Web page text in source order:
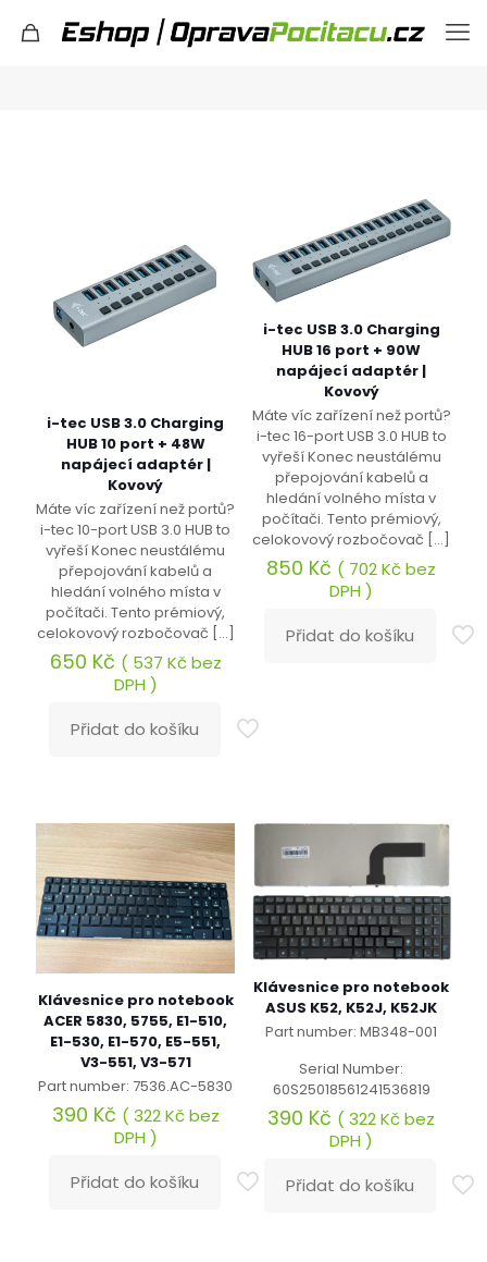
i-tec USB 3.0 Charging
HUB 10 port + 48W
napájecí adaptér |
Kovový
Máte víc zařízení než portů?
i-tec 10-port USB 3.0 HUB to
vyřeší Konec neustálému
přepojování kabelů a
hledání volného místa v
počítači. Tento prémiový,
celokovový rozbočovač […]
650 Kč ( 537 Kčbez
DPH )
Přidat do košíku
i-tec USB 3.0 Charging
HUB 16 port + 90W
napájecí adaptér |
Kovový
Máte víc zařízení než portů?
i-tec 16-port USB 3.0 HUB to
vyřeší Konec neustálému
přepojování kabelů a
hledání volného místa v
počítači. Tento prémiový,
celokovový rozbočovač […]
850 Kč ( 702Kčbez
DPH )
Přidat do košíku
Klávesnice pro notebook
ACER 5830, 5755, E1-510,
E1-530, E1-570, E5-551,
V3-551, V3-571
Part number: 7536.AC-5830
390 Kč (322Kčbez
DPH )
Přidat do košíku
Klávesnice pro notebook
ASUS K52, K52J, K52JK
Part number: MB348-001
Serial Number:
60S25018561241536819
390 Kč (322Kčbez
DPH )
Přidat do košíku